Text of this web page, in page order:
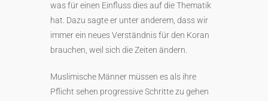
was für einen Einfluss dies auf die Thematik
hat. Dazu sagte er unter anderem, dass wir
immer ein neues Verständnis für den Koran
brauchen, weil sich die Zeiten ändern.
Muslimische Männer müssen es als ihre
Pflicht sehen progressive Schritte zu gehen